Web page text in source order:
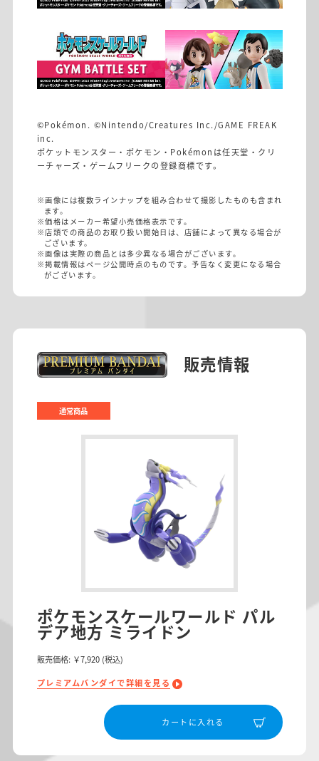
©Pokémon. ©Nintendo/Creatures Inc./GAME FREAK
inc.
ポケットモンスター・ポケモン・Pokémonは任天堂・クリ
ーチャーズ・ゲームフリークの登録商標です。
※画像には複数ラインナップを組み合わせて撮影したものも含まれ
ます。
※価格はメーカー希望小売価格表示です。
※店頭での商品のお取り扱い開始日は、店舗によって異なる場合が
ございます。
※画像は実際の商品とは多少異なる場合がございます。
※掲載情報はページ公開時点のものです。予告なく変更になる場合
がございます。
販売情報
通常商品
ポケモンスケールワールド パル
デア地方 ミライドン
販売価格: ￥7,920 (税込)
プレミアムバンダイで詳細を見る
カートに入れる